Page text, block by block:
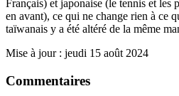
Français) et japonaise (le tennis et les
en avant), ce qui ne change rien à ce
taïwanais y a été altéré de la même
Mise à jour : jeudi 15 août 2024
Commentaires